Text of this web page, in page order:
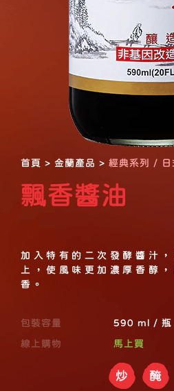
首頁 > 金蘭產品 > 經典系列 / 日
飄香醬油
加入特有的二次發酵醬汁
上，使風味更加濃厚香醇
香。
包裝容量 590 ml / 瓶
線上購物 馬上買
炒 醃